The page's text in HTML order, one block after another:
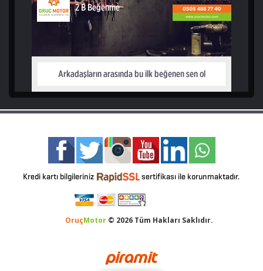
OruçMotor© 2026 Tüm Hakları Saklıdır.